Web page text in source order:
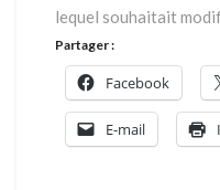
lequel souhaitait
Partager :
Facebook
E-mail